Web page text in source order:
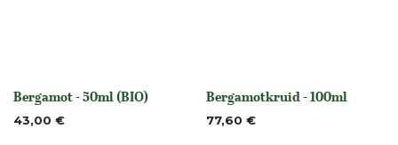
None
Bergamot - 50ml (BIO)
43,00 € None
Bergamotkruid - 100ml
77,60 €